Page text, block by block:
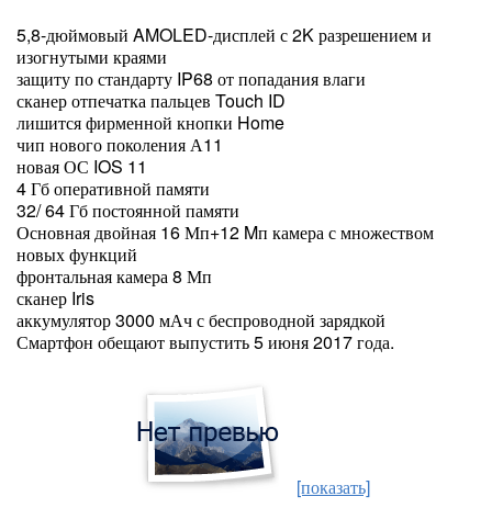
5,8-дюймовый AMOLED-дисплей с 2K разрешением и
изогнутыми краями
защиту по стандарту IP68 от попадания влаги
сканер отпечатка пальцев Touch ID
лишится фирменной кнопки Home
чип нового поколения А11
новая ОС IOS 11
4 Гб оперативной памяти
32/ 64 Гб постоянной памяти
Основная двойная 16 Мп+12 Mп камера с множеством
новых функций
фронтальная камера 8 Мп
сканер Iris
аккумулятор 3000 мАч с беспроводной зарядкой
Смартфон обещают выпустить 5 июня 2017 года.
[показать]